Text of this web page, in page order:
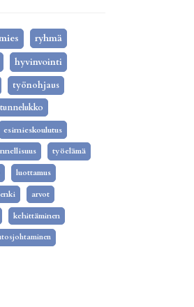
ryhmä
hyvinvointi
työnohjaus
tunnelukko
esimieskoulutus
työelämä
luottamus
arvot
kehittäminen